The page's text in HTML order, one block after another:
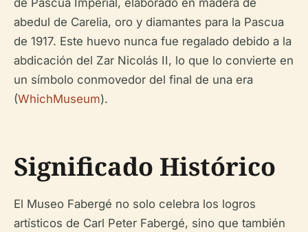
de Pascua Imperial, elaborado en madera de
abedul de Carelia, oro y diamantes para la Pascua
de 1917. Este huevo nunca fue regalado debido a la
abdicación del Zar Nicolás II, lo que lo convierte en
un símbolo conmovedor del final de una era
(WhichMuseum).
Significado Histórico
El Museo Fabergé no solo celebra los logros
artísticos de Carl Peter Fabergé, sino que también